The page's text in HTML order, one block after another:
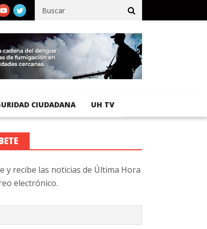
92 % de avance en obras de terracería
CIUDADANA UH TV
y recibe las noticias de Última Hora
electrónico.